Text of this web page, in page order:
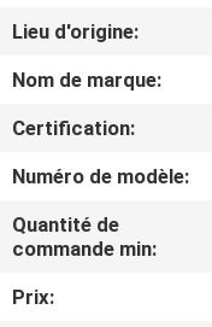
PROPOS
DE
NOUS
VISITE
DE
Lieu d'origine:
Nom de marque:
Certification:
Numéro de modèle:
Quantité de
commande min:
Prix: